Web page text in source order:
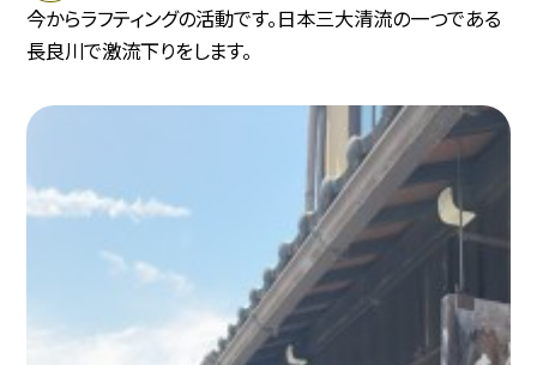
今からラフティングの活動です。日本三大清流の一つである
長良川で激流下りをします。